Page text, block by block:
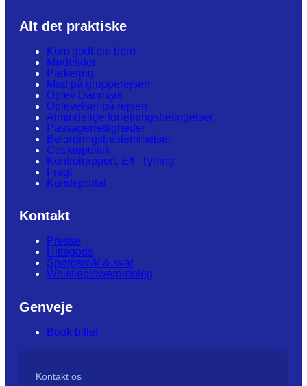
Alt det praktiske
Kom godt om bord
Mødetider
Parkering
Mad på grupperejsen
Oplev Danmark
Oplevelser på rejsen
Almindelige forretningsbetingelser
Passagerrettigheder
Befordringsbestemmelser
Cookiepolitik
Kontrolrapport, E/F Tyrfing
Fragt
Kundeportal
Kontakt
Presse
Hittegods
Spørgsmål & svar
Whistleblowerordning
Genveje
Book billet
Kontakt os